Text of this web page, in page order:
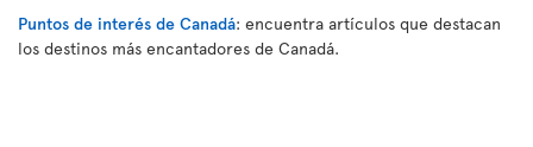
Puntos de interés de Canadá: encuentra artículos que destacan
los destinos más encantadores de Canadá.